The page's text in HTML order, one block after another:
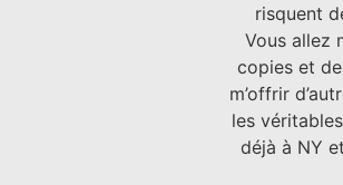
risquent
Vous allez
copies et
m’offrir
les
déjà à NY